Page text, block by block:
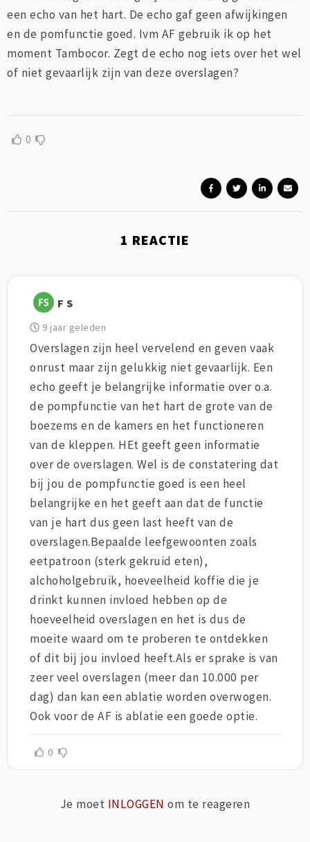
een echo van het hart. De echo gaf geen afwijkingen
en de pomfunctie goed. Ivm AF gebruik ik op het
moment Tambocor. Zegt de echo nog iets over het wel
of niet gevaarlijk zijn van deze overslagen?
0
1 REACTIE
F S
9 jaar geleden
Overslagen zijn heel vervelend en geven vaak
onrust maar zijn gelukkig niet gevaarlijk. Een
echo geeft je belangrijke informatie over o.a.
de pompfunctie van het hart de grote van de
boezems en de kamers en het functioneren
van de kleppen. HEt geeft geen informatie
over de overslagen. Wel is de constatering dat
bij jou de pompfunctie goed is een heel
belangrijke en het geeft aan dat de functie
van je hart dus geen last heeft van de
overslagen.Bepaalde leefgewoonten zoals
eetpatroon (sterk gekruid eten),
alchoholgebruik, hoeveelheid koffie die je
drinkt kunnen invloed hebben op de
hoeveelheid overslagen en het is dus de
moeite waard om te proberen te ontdekken
of dit bij jou invloed heeft.Als er sprake is van
zeer veel overslagen (meer dan 10.000 per
dag) dan kan een ablatie worden overwogen.
Ook voor de AF is ablatie een goede optie.
0
Je moet INLOGGEN om te reageren